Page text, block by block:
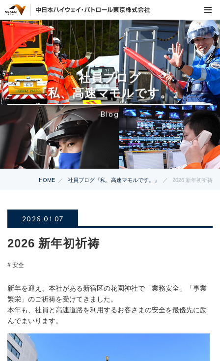
社員ブログ
『私、高速マモルです。』
Blog
HOME 社員ブログ『私、高速マモルです。』 2026 新年初祈祷
2026.01.07
2026 新年初祈祷
# 安全
新年を迎え、本社がある新宿区の花園神社で「業務安全」「事業
繁栄」のご祈祷を受けてきました。
本年も、社員と高速道路を利用するお客さまの安全を最優先に励
んでまいります。